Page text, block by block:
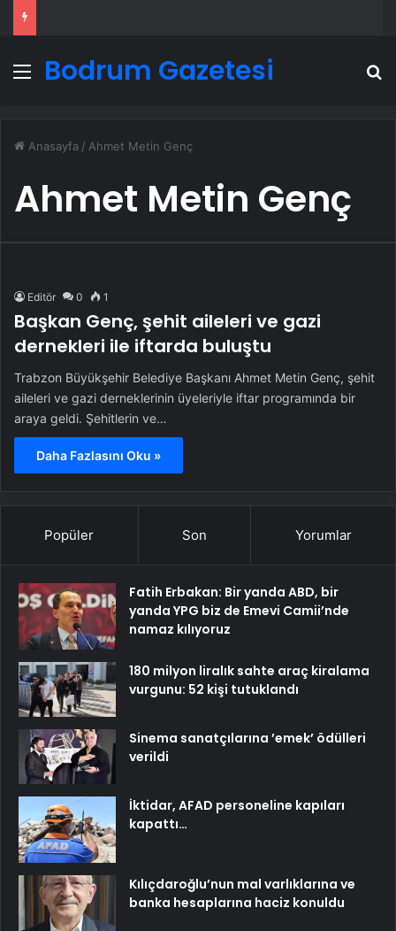
Menü
Bodrum Gazetesi
Anasayfa / Ahmet Metin Genç
Ahmet Metin Genç
Editör 0 1
Başkan Genç, şehit aileleri ve gazi
dernekleri ile iftarda buluştu
Trabzon Büyükşehir Belediye Başkanı Ahmet Metin Genç, şehit
aileleri ve gazi derneklerinin üyeleriyle iftar programında bir
araya geldi. Şehitlerin ve…
Daha Fazlasını Oku »
Popüler Son Yorumlar
Fatih Erbakan: Bir yanda ABD, bir
yanda YPG biz de Emevi Camii’nde
namaz kılıyoruz
180 milyon liralık sahte araç kiralama
vurgunu: 52 kişi tutuklandı
Sinema sanatçılarına ’emek’ ödülleri
verildi
İktidar, AFAD personeline kapıları
kapattı…
Kılıçdaroğlu’nun mal varlıklarına ve
banka hesaplarına haciz konuldu